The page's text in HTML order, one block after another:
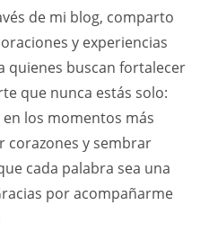
de mi blog, comparto
y experiencias
quienes buscan fortalecer
que nunca estás solo:
los momentos más
corazones y sembrar
cada palabra sea una
por acompañarme